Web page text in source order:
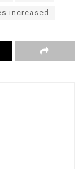
increased